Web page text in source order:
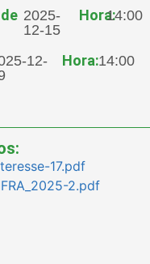
2025-
12-15
Hora:14:00
12-
Hora:14:00
17.pdf
2.pdf